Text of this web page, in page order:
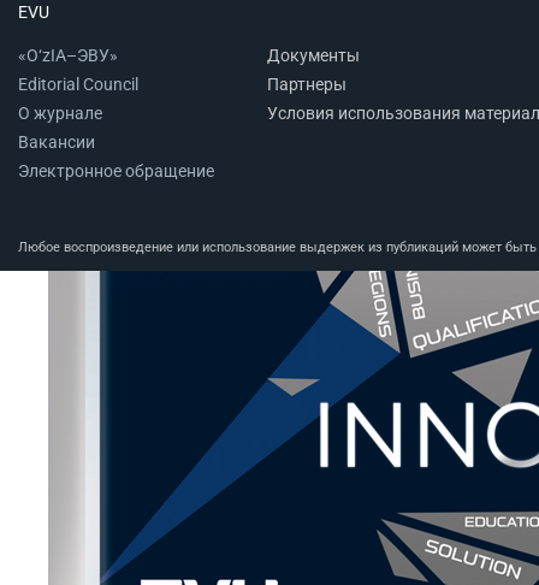
EVU
«O‘zIA–ЭВУ»
Editorial Council
О журнале
Вакансии
Электронное обращение
Документы
Партнеры
Условия использования
Любое воспроизведение или использование выдержек из публикаций может